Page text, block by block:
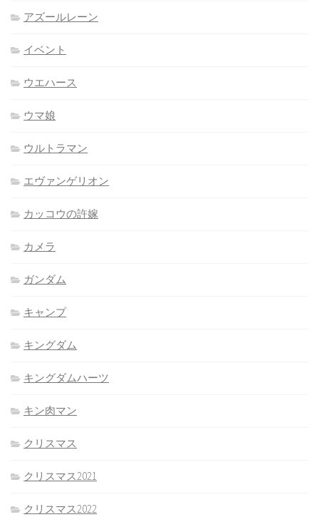
アズールレーン
イベント
ウエハース
ウマ娘
ウルトラマン
エヴァンゲリオン
カッコウの許嫁
カメラ
ガンダム
キャンプ
キングダム
キングダムハーツ
キン肉マン
クリスマス
クリスマス2021
クリスマス2022